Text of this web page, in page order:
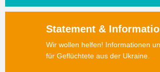
Statement &
Wir wollen helfen! Informationen
für Geflüchtete aus der Ukraine.